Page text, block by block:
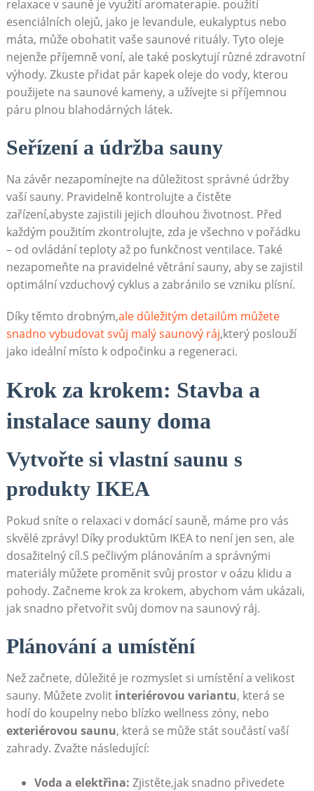
relaxace v ⁣sauně‍ je využití‍ aromaterapie. použití
esenciálních olejů,⁤ jako je⁣ levandule,⁤ eukalyptus nebo
máta, může obohatit vaše saunové rituály. Tyto oleje
nejenže ⁢příjemně voní, ale také poskytují různé zdravotní
výhody. Zkuste přidat pár ⁤kapek oleje do⁢ vody, ​kterou
použijete na saunové kameny, ⁢a užívejte si ⁣příjemnou
páru plnou⁢ blahodárných látek.
Seřízení⁤ a⁤ údržba sauny
Na závěr nezapomínejte na důležitost správné údržby
vaší ‍sauny. Pravidelně kontrolujte a čistěte
zařízení,abyste zajistili jejich dlouhou životnost. Před
každým⁢ použitím zkontrolujte, zda je všechno v pořádku
– ⁤od ovládání⁤ teploty ‌až po funkčnost ventilace.‌ Také
nezapomeňte ⁣na pravidelné větrání sauny, aby se‍ zajistil
optimální vzduchový cyklus ⁣a ⁢zabránilo ‌se⁤ vzniku plísní.
Díky těmto drobným,ale důležitým detailům můžete
snadno vybudovat svůj malý saunový‌ ráj,který‍ poslouží
⁣jako ideální místo k‌ odpočinku a regeneraci.
Krok ⁣za krokem: Stavba a
instalace​ sauny doma
Vytvořte si⁢ vlastní saunu s
⁢produkty IKEA
Pokud ⁢sníte ⁣o relaxaci v domácí⁢ sauně, máme pro vás ​
skvělé zprávy! ⁤Díky ⁢produktům IKEA to‍ není jen sen, ale
dosažitelný cíl.S pečlivým plánováním a správnými
materiály můžete proměnit svůj prostor​ v oázu​ klidu a⁤
pohody. Začneme krok za ⁣krokem, ‌abychom vám‌ ukázali,
jak snadno⁤ přetvořit svůj ​domov ​na saunový ráj.
Plánování⁢ a umístění
Než ⁣začnete, důležité je rozmyslet ⁤si ‍umístění a velikost
sauny.‍ Můžete⁤ zvolit⁣ interiérovou variantu, která se
‌hodí do⁤ koupelny⁣ nebo⁤ blízko ‍wellness zóny, ⁤nebo
exteriérovou saunu, ⁤která ​se může stát součástí vaší
zahrady. ⁢Zvažte ⁢následující:
Voda a elektřina: Zjistěte,jak snadno ⁢přivedete